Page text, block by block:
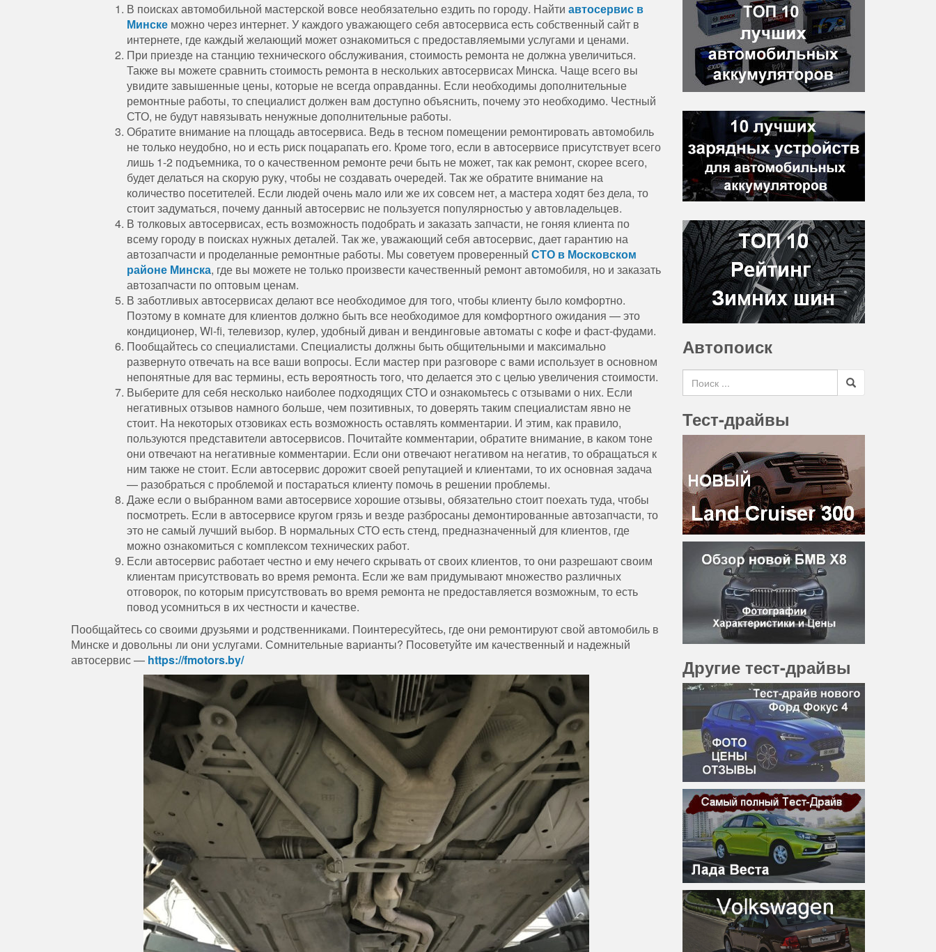
В поисках автомобильной мастерской вовсе необязательно ездить по городу. Найти автосервис в
Минске можно через интернет. У каждого уважающего себя автосервиса есть собственный сайт в
интернете, где каждый желающий может ознакомиться с предоставляемыми услугами и ценами.
При приезде на станцию технического обслуживания, стоимость ремонта не должна увеличиться.
Также вы можете сравнить стоимость ремонта в нескольких автосервисах Минска. Чаще всего вы
увидите завышенные цены, которые не всегда оправданны. Если необходимы дополнительные
ремонтные работы, то специалист должен вам доступно объяснить, почему это необходимо. Честный
СТО, не будут навязывать ненужные дополнительные работы.
Обратите внимание на площадь автосервиса. Ведь в тесном помещении ремонтировать автомобиль
не только неудобно, но и есть риск поцарапать его. Кроме того, если в автосервисе присутствует всего
лишь 1-2 подъемника, то о качественном ремонте речи быть не может, так как ремонт, скорее всего,
будет делаться на скорую руку, чтобы не создавать очередей. Так же обратите внимание на
количество посетителей. Если людей очень мало или же их совсем нет, а мастера ходят без дела, то
стоит задуматься, почему данный автосервис не пользуется популярностью у автовладельцев.
В толковых автосервисах, есть возможность подобрать и заказать запчасти, не гоняя клиента по
всему городу в поисках нужных деталей. Так же, уважающий себя автосервис, дает гарантию на
автозапчасти и проделанные ремонтные работы. Мы советуем проверенный СТО в Московском
районе Минска, где вы можете не только произвести качественный ремонт автомобиля, но и заказать
автозапчасти по оптовым ценам.
В заботливых автосервисах делают все необходимое для того, чтобы клиенту было комфортно.
Поэтому в комнате для клиентов должно быть все необходимое для комфортного ожидания — это
кондиционер, Wi-fi, телевизор, кулер, удобный диван и вендинговые автоматы с кофе и фаст-фудами.
Пообщайтесь со специалистами. Специалисты должны быть общительными и максимально
развернуто отвечать на все ваши вопросы. Если мастер при разговоре с вами использует в основном
непонятные для вас термины, есть вероятность того, что делается это с целью увеличения стоимости.
Выберите для себя несколько наиболее подходящих СТО и ознакомьтесь с отзывами о них. Если
негативных отзывов намного больше, чем позитивных, то доверять таким специалистам явно не
стоит. На некоторых отзовиках есть возможность оставлять комментарии. И этим, как правило,
пользуются представители автосервисов. Почитайте комментарии, обратите внимание, в каком тоне
они отвечают на негативные комментарии. Если они отвечают негативом на негатив, то обращаться к
ним также не стоит. Если автосервис дорожит своей репутацией и клиентами, то их основная задача
— разобраться с проблемой и постараться клиенту помочь в решении проблемы.
Даже если о выбранном вами автосервисе хорошие отзывы, обязательно стоит поехать туда, чтобы
посмотреть. Если в автосервисе кругом грязь и везде разбросаны демонтированные автозапчасти, то
это не самый лучший выбор. В нормальных СТО есть стенд, предназначенный для клиентов, где
можно ознакомиться с комплексом технических работ.
Если автосервис работает честно и ему нечего скрывать от своих клиентов, то они разрешают своим
клиентам присутствовать во время ремонта. Если же вам придумывают множество различных
отговорок, по которым присутствовать во время ремонта не предоставляется возможным, то есть
повод усомниться в их честности и качестве.
Пообщайтесь со своими друзьями и родственниками. Поинтересуйтесь, где они ремонтируют свой автомобиль в
Минске и довольны ли они услугами. Сомнительные варианты? Посоветуйте им качественный и надежный
автосервис — https://fmotors.by/
Автопоиск
Search for
Тест-драйвы
Другие тест-драйвы